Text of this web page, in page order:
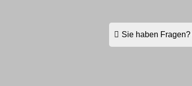
Sie haben Fragen?